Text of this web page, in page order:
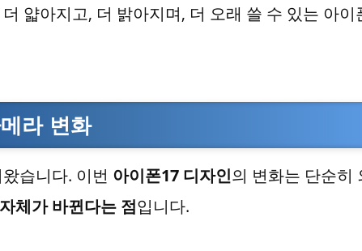
얇아지고, 더 밝아지며, 더 오래 쓸 수 있는 아이
라 변화
습니다. 이번 아이폰17 디자인의 변화는 단순히
체가 바뀐다는 점입니다.